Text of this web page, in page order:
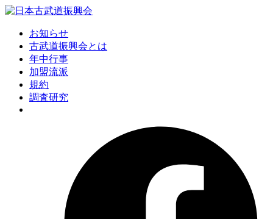
お知らせ
古武道振興会とは
年中行事
加盟流派
規約
調査研究